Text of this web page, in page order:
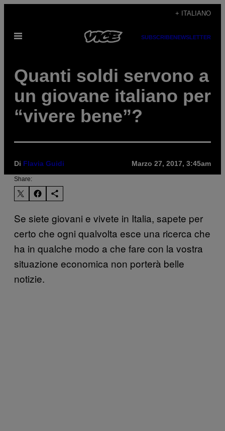
contenuto
+ ITALIANO
Apri
SUBSCRIBENEWSLETTER
Quanti soldi servono a
un giovane italiano per
“vivere bene”?
Di Flavia Guidi Marzo 27, 2017, 3:45am
Share:
Se siete giovani e vivete in Italia, sapete per
certo che ogni qualvolta esce una ricerca che
ha in qualche modo a che fare con la vostra
situazione economica non porterà belle
notizie.